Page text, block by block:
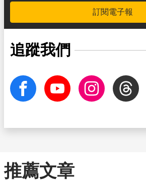
訂閱電子報
追蹤我們
facebook Youtube InstagramThreads
推薦文章